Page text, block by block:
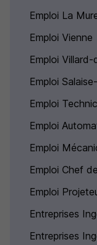
Emploi La
Emploi Vienne
Emploi Villard-
Emploi
Emploi
Emploi
Emploi
Emploi Chef
Emploi
Entreprises
Entreprises